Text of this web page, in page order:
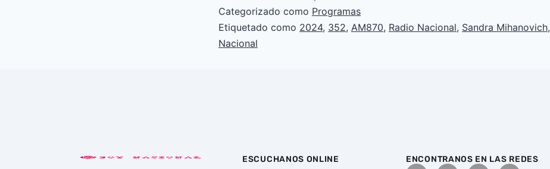
Categorizado como Programas
Etiquetado como 2024, 352, AM870, Radio Nacional, Sandra Mihanovich,
Nacional
ESCUCHANOS ONLINE ENCONTRANOS EN LAS REDES